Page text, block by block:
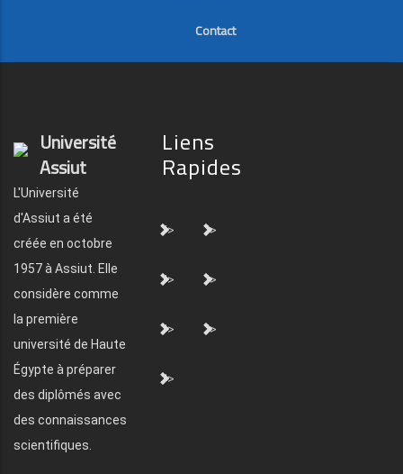
Contact
Université
Assiut
L'Université
d'Assiut a été
créée en octobre
1957 à Assiut. Elle
considère comme
la première
université de Haute
Égypte à préparer
des diplômés avec
des connaissances
scientifiques.
Liens
Rapides
"> ">
"> ">
"> ">
">